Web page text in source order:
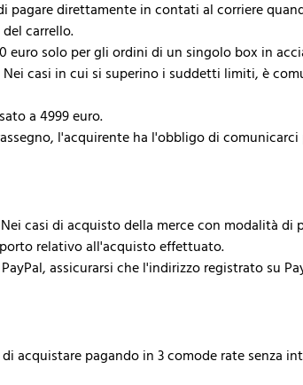
direttamente in contati al corriere
carrello.
solo per gli ordini di un singolo box in
casi in cui si superino i suddetti limiti, è
a 4999 euro.
l'acquirente ha l'obbligo di
casi di acquisto della merce con modalità
relativo all'acquisto effettuato.
assicurarsi che l'indirizzo registrato su
acquistare pagando in 3 comode rate senza